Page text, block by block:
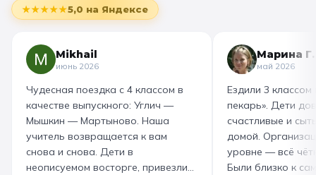
★★★★★5,0 на Яндексе
Mikhail
июнь 2026
Чудесная поездка с 4 классом в
качестве выпускного: Углич —
Мышкин — Мартыново. Наша
учитель возвращается к вам
снова и снова. Дети в
неописуемом восторге, привезли
Марина Г.
май 2026
Ездили 3 классом
пекарь». Дети
счастливые и
домой.
уровне — всё
Были близко к